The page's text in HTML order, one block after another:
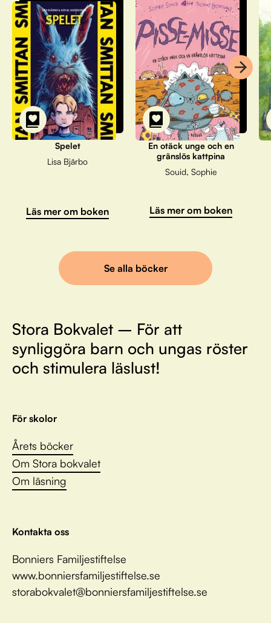
Spelet
Lisa Bjärbo
Läs mer om boken
En otäck unge och en
gränslös kattpina
Souid, Sophie
Läs mer om boken
Se alla böcker
Stora Bokvalet – För att
synliggöra barn och ungas röster
och stimulera läslust!
För skolor
Årets böcker
Om Stora bokvalet
Om läsning
Kontakta oss
Bonniers Familjestiftelse
www.bonniersfamiljestiftelse.se
storabokvalet@bonniersfamiljestiftelse.se